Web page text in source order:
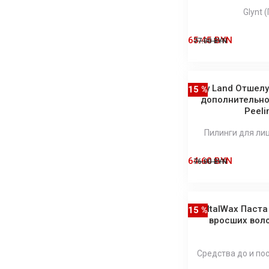
Glynt
77.00 BYN
65.45 BYN
Holy Land
15 %
Пилинги для
76.00 BYN
64.60 BYN
ItalWax
вросших
15 %
Средства до и